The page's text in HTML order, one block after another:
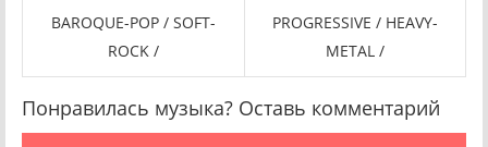
BAROQUE-POP / SOFT-
ROCK /
PROGRESSIVE / HEAVY-
METAL /
Понравилась музыка? Оставь комментарий